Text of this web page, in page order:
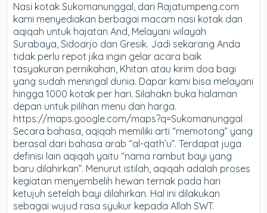
Nasi kotak Sukomanunggal, dari Rajatumpeng.com
kami menyediakan berbagai macam nasi kotak dan
aqiqah untuk hajatan And, Melayani wilayah
Surabaya, Sidoarjo dan Gresik. Jadi sekarang Anda
tidak perlu repot jika ingin gelar acara baik
tasyakuran pernikahan, Khitan atau kirim doa bagi
yang sudah meningal dunia. Dapar kami bisa melayani
hingga 1000 kotak per hari. Silahakn buka halaman
depan untuk pilihan menu dan harga.
https://maps.google.com/maps?q=Sukomanunggal
Secara bahasa, aqiqah memiliki arti “memotong” yang
berasal dari bahasa arab “al-qath’u”. Terdapat juga
definisi lain aqiqah yaitu “nama rambut bayi yang
baru dilahirkan”. Menurut istilah, aqiqah adalah proses
kegiatan menyembelih hewan ternak pada hari
ketujuh setelah bayi dilahirkan. Hal ini dilakukan
sebagai wujud rasa syukur kepada Allah SWT.